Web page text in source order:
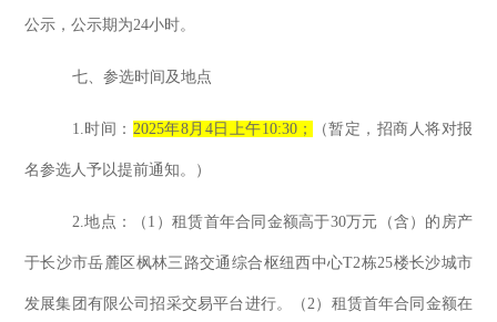
公示，公示期为24小时。
七、 参选时间及地点
1.时间 ： 2025年8月4日上午10:30； （暂定 ，招商人将对报
名参选人予以提前通知。）
2.地点： （ 1）租赁首年合同金额高于30万元（含）的房产
于长沙市岳麓区枫林三路交通综合枢纽西中心T2栋25楼长沙城市
发展集团有限公司招采交易平台进行。 （2）租赁首年合同金额在